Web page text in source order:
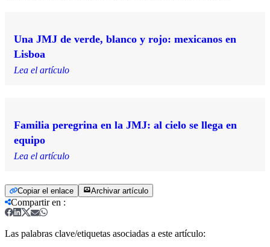
Una JMJ de verde, blanco y rojo: mexicanos en
Lisboa
Lea el artículo
Familia peregrina en la JMJ: al cielo se llega en
equipo
Lea el artículo
Copiar el enlace Archivar artículo
Compartir en :
Las palabras clave/etiquetas asociadas a este artículo: